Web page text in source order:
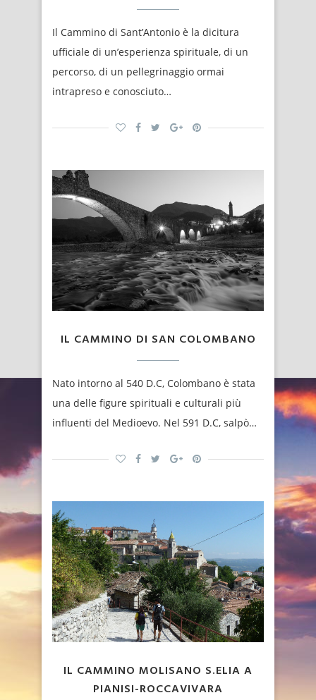
Il Cammino di Sant’Antonio è la dicitura
ufficiale di un’esperienza spirituale, di un
percorso, di un pellegrinaggio ormai
intrapreso e conosciuto…
IL CAMMINO DI SAN COLOMBANO
Nato intorno al 540 D.C, Colombano è stata
una delle figure spirituali e culturali più
influenti del Medioevo. Nel 591 D.C, salpò…
IL CAMMINO MOLISANO S.ELIA A
PIANISI-ROCCAVIVARA